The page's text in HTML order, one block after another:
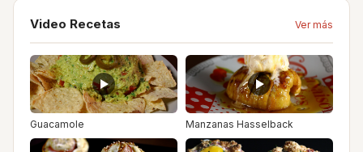
Video Recetas Ver más
Guacamole Manzanas Hasselback